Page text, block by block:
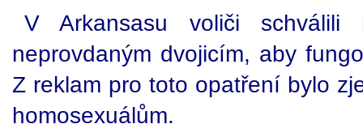
V Arkansasu voliči schválili
neprovdaným dvojicím, aby
Z reklam pro toto opatření bylo
homosexuálům.